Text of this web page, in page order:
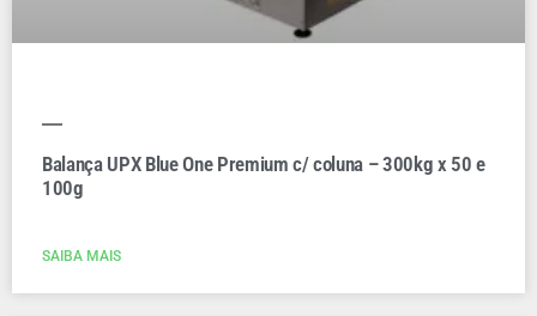
Balança UPX Blue One Premium c/ coluna – 300kg x 50 e
100g
SAIBA MAIS